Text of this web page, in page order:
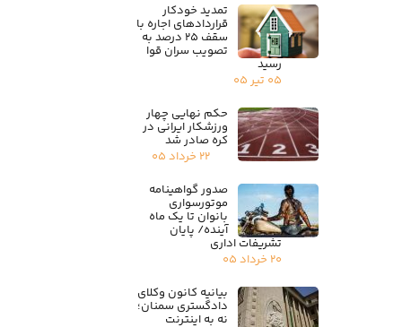
تمدید خودکار
قراردادهای اجاره با
سقف ۲۵ درصد به
تصویب سران قوا
رسید
۰۵ تیر ۰۵
حکم نهایی چهار
ورزشکار ایرانی در
کره صادر شد
۲۲ خرداد ۰۵
صدور گواهینامه
موتورسواری
بانوان تا یک ماه
آینده/ پایان
تشریفات اداری
۲۰ خرداد ۰۵
بیانیه کانون وکلای
دادگستری سمنان؛
نه به اینترنت